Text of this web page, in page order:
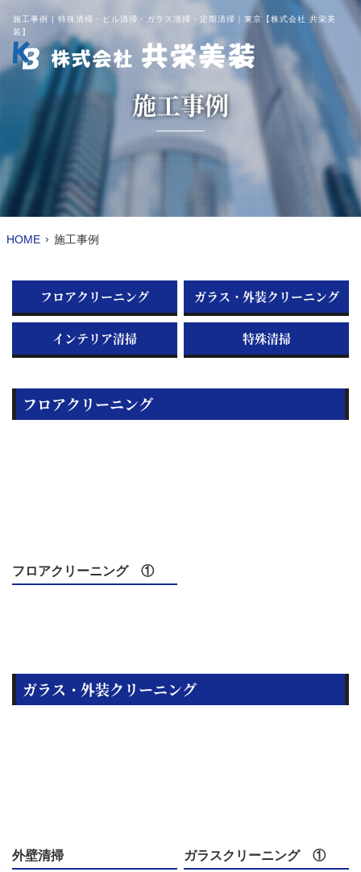
施工事例 | 特殊清掃・ビル清掃・ガラス清掃・定期清掃｜東京【株式会社 共栄美
装】
施工事例
HOME 施工事例
フロアクリーニング ガラス・外装クリーニング
インテリア清掃 特殊清掃
フロアクリーニング
フロアクリーニング ①
ガラス・外装クリーニング
外壁清掃 ガラスクリーニング ①